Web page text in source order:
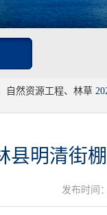
自然资源工程、林草
县明清街
发布时间